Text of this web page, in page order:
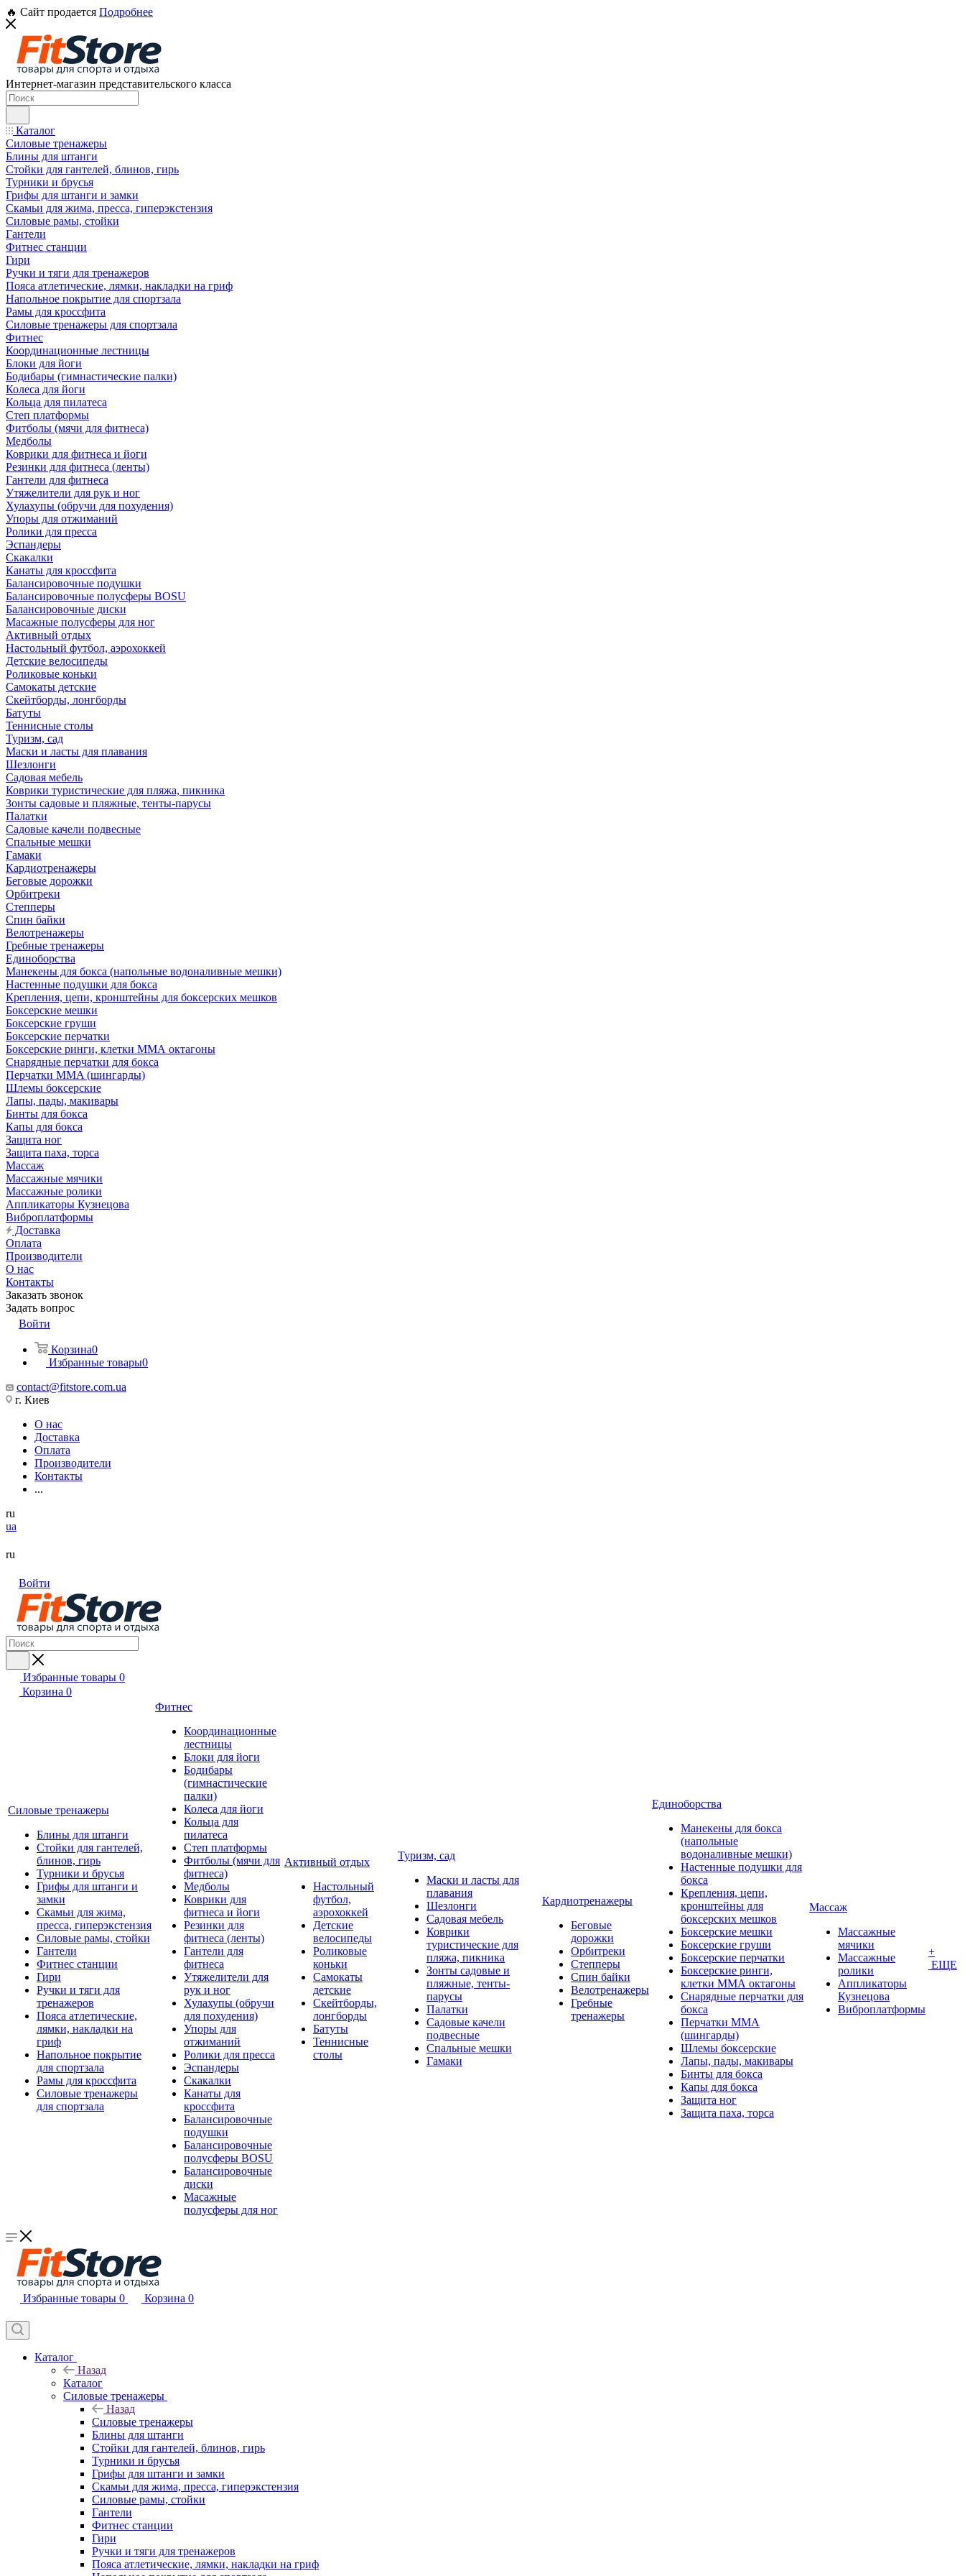
🔥 Сайт продается Подробнее
Интернет-магазин представительского класса
Каталог
Силовые тренажеры
Блины для штанги
Стойки для гантелей, блинов, гирь
Турники и брусья
Грифы для штанги и замки
Скамьи для жима, пресса, гиперэкстензия
Силовые рамы, стойки
Гантели
Фитнес станции
Гири
Ручки и тяги для тренажеров
Пояса атлетические, лямки, накладки на гриф
Напольное покрытие для спортзала
Рамы для кроссфита
Силовые тренажеры для спортзала
Фитнес
Координационные лестницы
Блоки для йоги
Бодибары (гимнастические палки)
Колеса для йоги
Кольца для пилатеса
Степ платформы
Фитболы (мячи для фитнеса)
Медболы
Коврики для фитнеса и йоги
Резинки для фитнеса (ленты)
Гантели для фитнеса
Утяжелители для рук и ног
Хулахупы (обручи для похудения)
Упоры для отжиманий
Ролики для пресса
Эспандеры
Скакалки
Канаты для кроссфита
Балансировочные подушки
Балансировочные полусферы BOSU
Балансировочные диски
Масажные полусферы для ног
Активный отдых
Настольный футбол, аэрохоккей
Детские велосипеды
Роликовые коньки
Самокаты детские
Скейтборды, лонгборды
Батуты
Теннисные столы
Туризм, сад
Маски и ласты для плавания
Шезлонги
Садовая мебель
Коврики туристические для пляжа, пикника
Зонты садовые и пляжные, тенты-парусы
Палатки
Садовые качели подвесные
Спальные мешки
Гамаки
Кардиотренажеры
Беговые дорожки
Орбитреки
Степперы
Спин байки
Велотренажеры
Гребные тренажеры
Единоборства
Манекены для бокса (напольные водоналивные мешки)
Настенные подушки для бокса
Крепления, цепи, кронштейны для боксерских мешков
Боксерские мешки
Боксерские груши
Боксерские перчатки
Боксерские ринги, клетки ММА октагоны
Снарядные перчатки для бокса
Перчатки MMA (шингарды)
Шлемы боксерские
Лапы, пады, макивары
Бинты для бокса
Капы для бокса
Защита ног
Защита паха, торса
Массаж
Массажные мячики
Массажные ролики
Аппликаторы Кузнецова
Виброплатформы
Доставка
Оплата
Производители
О нас
Контакты
Заказать звонок
Задать вопрос
Войти
Корзина0
Избранные товары0
contact@fitstore.com.ua
г. Киев
О нас
Доставка
Оплата
Производители
Контакты
...
ru
ua
ru
Войти
Избранные товары 0
Корзина 0
Силовые тренажеры
Блины для штанги
Стойки для гантелей,
блинов, гирь
Турники и брусья
Грифы для штанги и
замки
Скамьи для жима,
пресса, гиперэкстензия
Силовые рамы, стойки
Гантели
Фитнес станции
Гири
Ручки и тяги для
тренажеров
Пояса атлетические,
лямки, накладки на
гриф
Напольное покрытие
для спортзала
Рамы для кроссфита
Силовые тренажеры
для спортзала
Фитнес
Координационные
лестницы
Блоки для йоги
Бодибары
(гимнастические
палки)
Колеса для йоги
Кольца для
пилатеса
Степ платформы
Фитболы (мячи для
фитнеса)
Медболы
Коврики для
фитнеса и йоги
Резинки для
фитнеса (ленты)
Гантели для
фитнеса
Утяжелители для
рук и ног
Хулахупы (обручи
для похудения)
Упоры для
отжиманий
Ролики для пресса
Эспандеры
Скакалки
Канаты для
кроссфита
Балансировочные
подушки
Балансировочные
полусферы BOSU
Балансировочные
диски
Масажные
полусферы для ног
Активный отдых
Настольный
футбол,
аэрохоккей
Детские
велосипеды
Роликовые
коньки
Самокаты
детские
Скейтборды,
лонгборды
Батуты
Теннисные
столы
Туризм, сад
Маски и ласты для
плавания
Шезлонги
Садовая мебель
Коврики
туристические для
пляжа, пикника
Зонты садовые и
пляжные, тенты-
парусы
Палатки
Садовые качели
подвесные
Спальные мешки
Гамаки
Кардиотренажеры
Беговые
дорожки
Орбитреки
Степперы
Спин байки
Велотренажеры
Гребные
тренажеры
Единоборства
Манекены для бокса
(напольные
водоналивные мешки)
Настенные подушки для
бокса
Крепления, цепи,
кронштейны для
боксерских мешков
Боксерские мешки
Боксерские груши
Боксерские перчатки
Боксерские ринги,
клетки ММА октагоны
Снарядные перчатки для
бокса
Перчатки MMA
(шингарды)
Шлемы боксерские
Лапы, пады, макивары
Бинты для бокса
Капы для бокса
Защита ног
Защита паха, торса
Массаж
Массажные
мячики
Массажные
ролики
Аппликаторы
Кузнецова
Виброплатформы
+
ЕЩЕ
Избранные товары 0 Корзина 0
Каталог
Назад
Каталог
Силовые тренажеры
Назад
Силовые тренажеры
Блины для штанги
Стойки для гантелей, блинов, гирь
Турники и брусья
Грифы для штанги и замки
Скамьи для жима, пресса, гиперэкстензия
Силовые рамы, стойки
Гантели
Фитнес станции
Гири
Ручки и тяги для тренажеров
Пояса атлетические, лямки, накладки на гриф